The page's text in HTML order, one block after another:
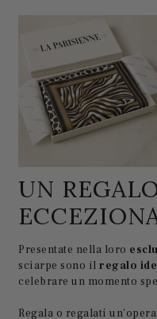
UN
Presentate nella loro
sciarpe sono ilregalo
celebrare un momento
Regala o regalati